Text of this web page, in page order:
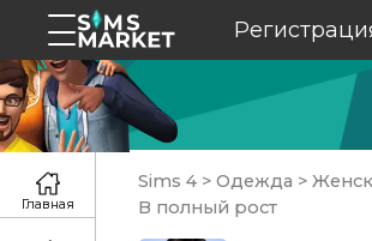
Sims 4 > Одежда >
В полный рост
Главная